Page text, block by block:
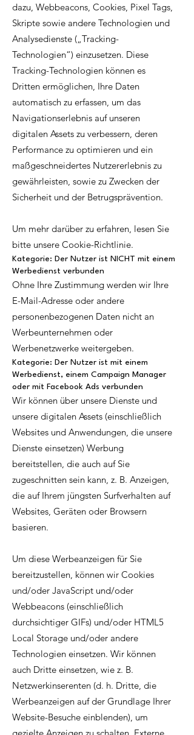
dazu, Webbeacons, Cookies, Pixel Tags,
Skripte sowie andere Technologien und
Analysedienste („Tracking-
Technologien“) einzusetzen. Diese
Tracking-Technologien können es
Dritten ermöglichen, Ihre Daten
automatisch zu erfassen, um das
Navigationserlebnis auf unseren
digitalen Assets zu verbessern, deren
Performance zu optimieren und ein
maßgeschneidertes Nutzererlebnis zu
gewährleisten, sowie zu Zwecken der
Sicherheit und der Betrugsprävention.
Um mehr darüber zu erfahren, lesen Sie
bitte unsere Cookie-Richtlinie.
Kategorie: Der Nutzer ist NICHT mit einem
Werbedienst verbunden
Ohne Ihre Zustimmung werden wir Ihre
E-Mail-Adresse oder andere
personenbezogenen Daten nicht an
Werbeunternehmen oder
Werbenetzwerke weitergeben.
Kategorie: Der Nutzer ist mit einem
Werbedienst, einem Campaign Manager
oder mit Facebook Ads verbunden
Wir können über unsere Dienste und
unsere digitalen Assets (einschließlich
Websites und Anwendungen, die unsere
Dienste einsetzen) Werbung
bereitstellen, die auch auf Sie
zugeschnitten sein kann, z. B. Anzeigen,
die auf Ihrem jüngsten Surfverhalten auf
Websites, Geräten oder Browsern
basieren.
Um diese Werbeanzeigen für Sie
bereitzustellen, können wir Cookies
und/oder JavaScript und/oder
Webbeacons (einschließlich
durchsichtiger GIFs) und/oder HTML5
Local Storage und/oder andere
Technologien einsetzen. Wir können
auch Dritte einsetzen, wie z. B.
Netzwerkinserenten (d. h. Dritte, die
Werbeanzeigen auf der Grundlage Ihrer
Website-Besuche einblenden), um